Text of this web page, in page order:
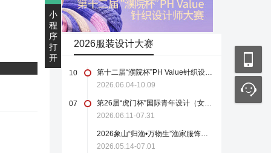
小
程
序
打
开
2026服装设计大赛
10
第十二届“濮院杯”PH Value针织设计师大赛
2026.06.04-10.09
07
第26届“虎门杯”国际青年设计（女装）大赛
2026.06.11-07.31
2026象山“归渔•万物生”渔家服饰设计大赛
2026.05.14-07.01